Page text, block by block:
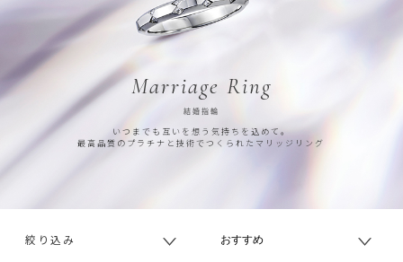
Marriage Ring
結婚指輪
いつまでも互いを想う気持ちを込めて。
最高品質のプラチナと技術でつくられたマリッジリング
絞り込み